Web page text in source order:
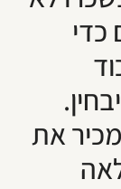
כדי
את